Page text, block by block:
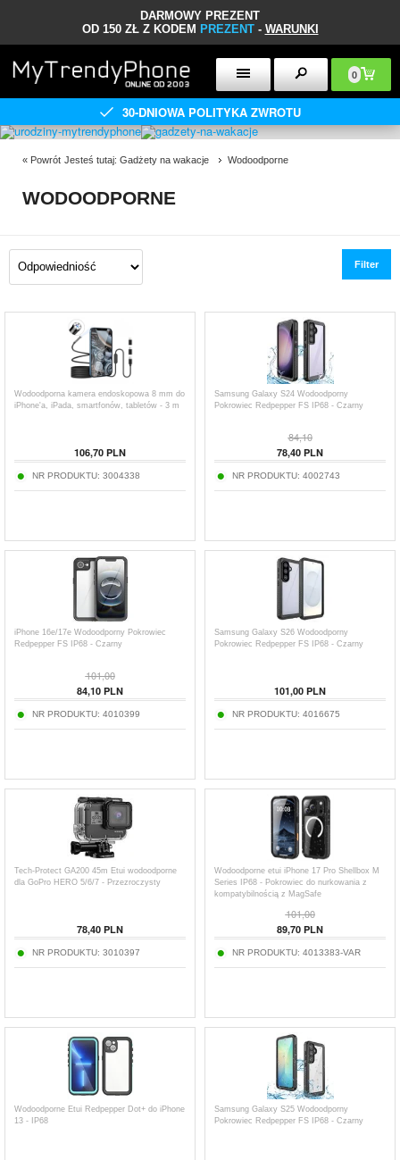
DARMOWY PREZENT
OD 150 ZŁ Z KODEM PREZENT- WARUNKI
0
30-DNIOWA POLITYKA ZWROTU
« Powrót Jesteś tutaj: Gadżety na wakacje Wodoodporne
WODOODPORNE
Filter
Wodoodporna kamera endoskopowa 8 mm do
iPhone'a, iPada, smartfonów, tabletów - 3 m
106,70 PLN
NR PRODUKTU: 3004338
Samsung Galaxy S24 Wodoodporny
Pokrowiec Redpepper FS IP68 - Czarny
84,10
78,40 PLN
NR PRODUKTU: 4002743
iPhone 16e/17e Wodoodporny Pokrowiec
Redpepper FS IP68 - Czarny
101,00
84,10 PLN
NR PRODUKTU: 4010399
Samsung Galaxy S26 Wodoodporny
Pokrowiec Redpepper FS IP68 - Czarny
101,00 PLN
NR PRODUKTU: 4016675
Tech-Protect GA200 45m Etui wodoodporne
dla GoPro HERO 5/6/7 - Przezroczysty
78,40 PLN
NR PRODUKTU: 3010397
Wodoodporne etui iPhone 17 Pro Shellbox M
Series IP68 - Pokrowiec do nurkowania z
kompatybilnością z MagSafe
101,00
89,70 PLN
NR PRODUKTU: 4013383-VAR
Wodoodporne Etui Redpepper Dot+ do iPhone
13 - IP68
Samsung Galaxy S25 Wodoodporny
Pokrowiec Redpepper FS IP68 - Czarny